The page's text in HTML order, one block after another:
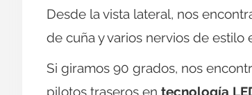
Desde la vista lateral, nos
de cuña y varios nervios de
Si giramos 90 grados, nos
pilotos traseros en tecnología